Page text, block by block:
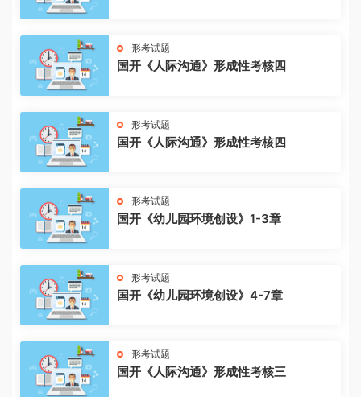
形考试题
国开《人际沟通》形成性考核四
形考试题
国开《人际沟通》形成性考核四
形考试题
国开《幼儿园环境创设》1-3章
形考试题
国开《幼儿园环境创设》4-7章
形考试题
国开《人际沟通》形成性考核三